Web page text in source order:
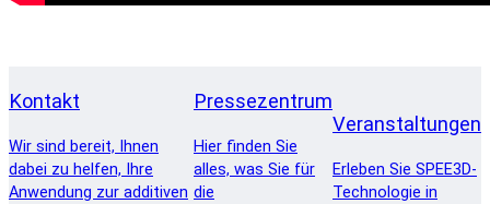
Kontakt
Wir sind bereit, Ihnen
dabei zu helfen, Ihre
Anwendung zur additiven
Pressezentrum
Hier finden Sie
alles, was Sie für
die
Veranstaltungen
Erleben Sie SPEE3D-
Technologie in